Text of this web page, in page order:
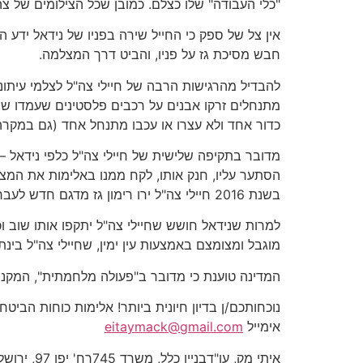
"כלי העבודה" שלו כצלם. כמובן שכל הצילומים
חבש מסיכת גז על פניו, והביט דרך המצלמה.
להבדיל מהרגישות הרבה של חיילי צה"ל לצלמי
מתנחלים זרקו אבנים על רכבים פלסטינים שעמדו
כדור אחד ולא עצרו או עכבו מתנחל אחד (גם
הסתער עליו, חנק אותו, לקח ממנו באלימות את
בשנת 2016 חיילי צה"ל ירו רימון גז מדגם חדש לעבר ראשו של נידאל, הקסדה שחבש נמעכה והוא סבל מזעזוע מוח.
למרות שנידאל חושש שחיילי צה"ל יתקפו אותו
מוגבל ומצומצם באמצעות עין ימין, שחיילי צה"ל
המדינה טוענת כי מדובר ב"פעולה מלחמתית",
אימייל eitaymack@gmail.com
איתי מק, עו"דבניין כלל, משרד 745רח' יפו 97, ירושליםטל' 02-5877766פקס 02-5877744נייד 050-7583741